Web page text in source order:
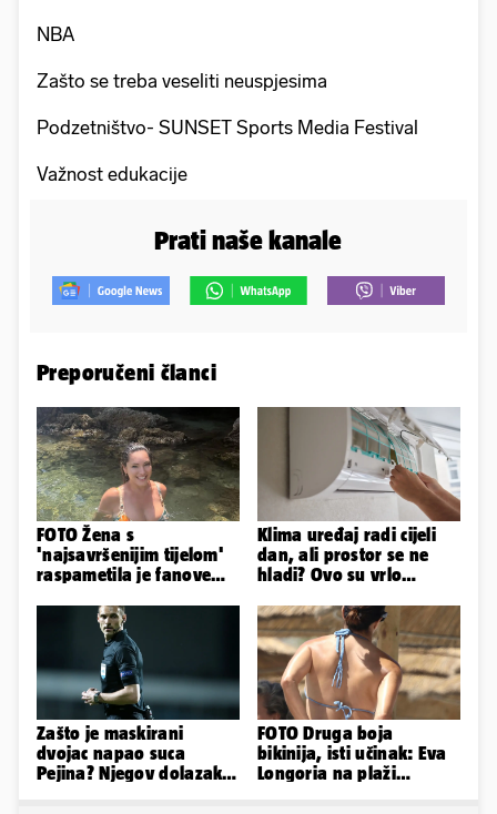
NBA
Zašto se treba veseliti neuspjesima
Podzetništvo- SUNSET Sports Media Festival
Važnost edukacije
Prati naše kanale
Preporučeni članci
FOTO Žena s
'najsavršenijim tijelom'
raspametila je fanove
Klima uređaj radi cijeli
dan, ali prostor se ne
hladi? Ovo su vrlo
Zašto je maskirani
dvojac napao suca
Pejina? Njegov dolazak u
FOTO Druga boja
bikinija, isti učinak: Eva
Longoria na plaži